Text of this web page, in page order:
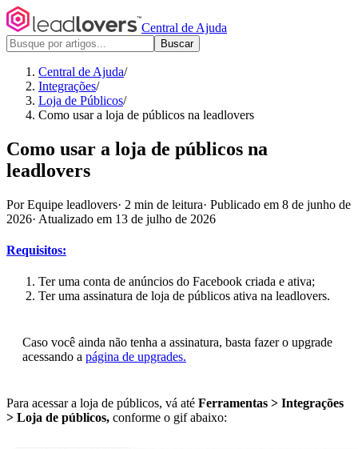
Central de Ajuda
Buscar
Central de Ajuda/
Integrações/
Loja de Públicos/
Como usar a loja de públicos na leadlovers
Como usar a loja de públicos na
leadlovers
Por Equipe leadlovers· 2 min de leitura· Publicado em 8 de junho de
2026· Atualizado em 13 de julho de 2026
Requisitos:
Ter uma conta de anúncios do Facebook criada e ativa;
Ter uma assinatura de loja de públicos ativa na leadlovers.
Caso você ainda não tenha a assinatura, basta fazer o upgrade
acessando a página de upgrades.
Para acessar a loja de públicos, vá até Ferramentas > Integrações
> Loja de públicos, conforme o gif abaixo: